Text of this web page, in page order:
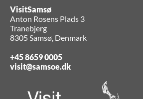
VisitSamsø
Anton Rosens Plads 3
Tranebjerg
8305 Samsø, Denmark
+45 8659 0005
visit@samsoe.dk